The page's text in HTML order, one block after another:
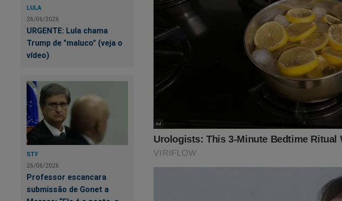
LULA
26/06/2026
URGENTE: Lula chama
Trump de "maluco" (veja o
vídeo)
STF
26/06/2026
Professor escancara
submissão de Gonet a